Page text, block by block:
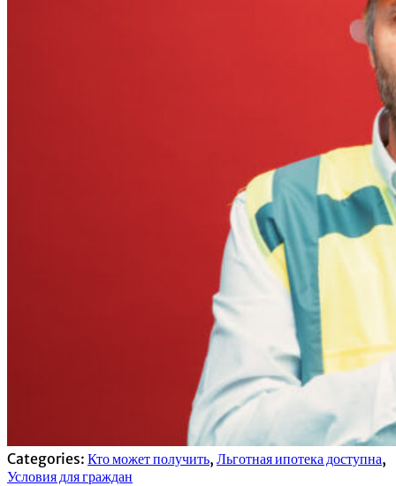
Categories: Кто может получить, Льготная ипотека доступна,
Условия для граждан